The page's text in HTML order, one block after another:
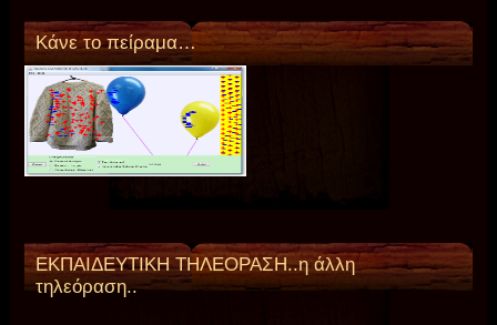
Κάνε το πείραμα…
ΕΚΠΑΙΔΕΥΤΙΚΗ ΤΗΛΕΟΡΑΣΗ..η άλλη
τηλεόραση..